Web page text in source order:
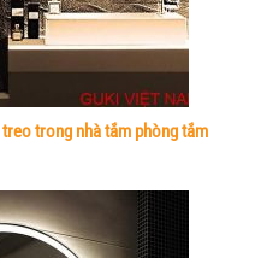
trong nhà tắm phòng tắm